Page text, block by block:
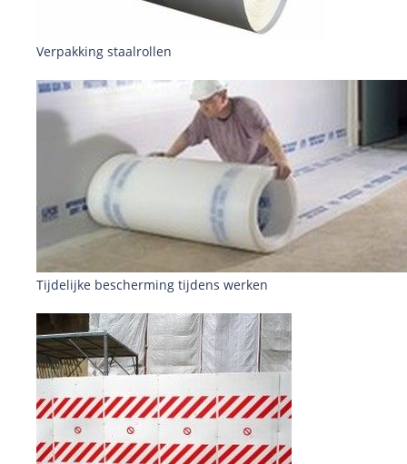
Verpakking staalrollen
Tijdelijke bescherming tijdens werken